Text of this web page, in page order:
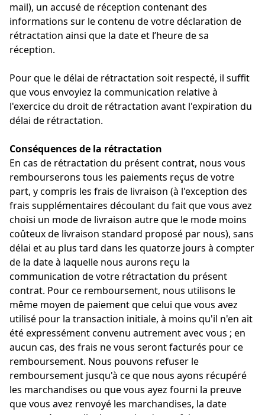
mail), un accusé de réception contenant des
informations sur le contenu de votre déclaration de
rétractation ainsi que la date et l’heure de sa
réception.
Pour que le délai de rétractation soit respecté, il suffit
que vous envoyiez la communication relative à
l'exercice du droit de rétractation avant l'expiration du
délai de rétractation.
Conséquences de la rétractation
En cas de rétractation du présent contrat, nous vous
rembourserons tous les paiements reçus de votre
part, y compris les frais de livraison (à l'exception des
frais supplémentaires découlant du fait que vous avez
choisi un mode de livraison autre que le mode moins
coûteux de livraison standard proposé par nous), sans
délai et au plus tard dans les quatorze jours à compter
de la date à laquelle nous aurons reçu la
communication de votre rétractation du présent
contrat. Pour ce remboursement, nous utilisons le
même moyen de paiement que celui que vous avez
utilisé pour la transaction initiale, à moins qu'il n'en ait
été expressément convenu autrement avec vous ; en
aucun cas, des frais ne vous seront facturés pour ce
remboursement. Nous pouvons refuser le
remboursement jusqu'à ce que nous ayons récupéré
les marchandises ou que vous ayez fourni la preuve
que vous avez renvoyé les marchandises, la date